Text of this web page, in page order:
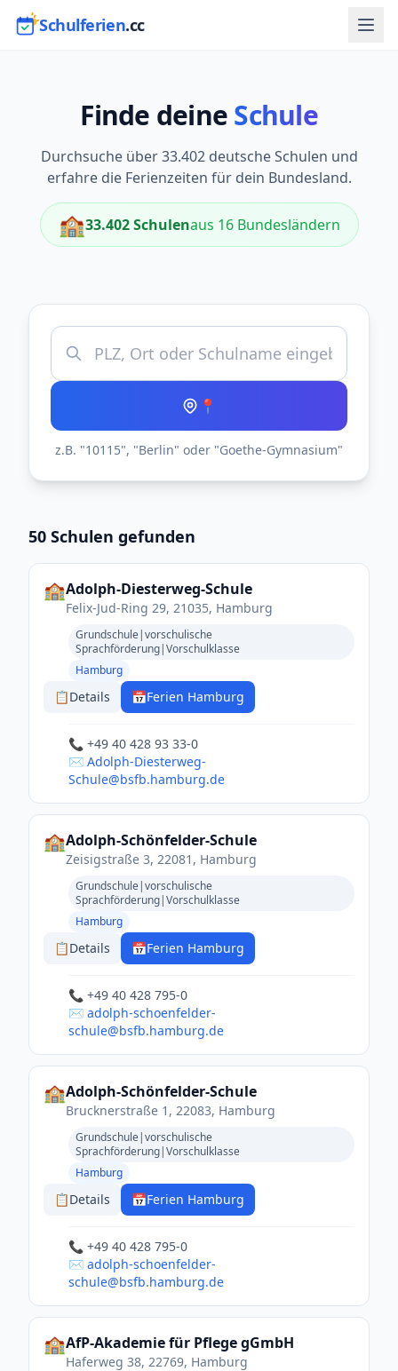
Schulferien.cc
Finde deineSchule
Durchsuche über 33.402 deutsche Schulen und
erfahre die Ferienzeiten für dein Bundesland.
🏫33.402 Schulenaus 16 Bundesländern
Schule, Ort oder Postleitzahl suchen
📍
z.B. "10115", "Berlin" oder "Goethe-Gymnasium"
50 Schulen gefunden
🏫Adolph-Diesterweg-Schule
Felix-Jud-Ring 29, 21035, Hamburg
Grundschule|vorschulische
Sprachförderung|Vorschulklasse
Hamburg
📋Details 📅Ferien Hamburg
📞 +49 40 428 93 33-0
✉️ Adolph-Diesterweg-
Schule@bsfb.hamburg.de
🏫Adolph-Schönfelder-Schule
Zeisigstraße 3, 22081, Hamburg
Grundschule|vorschulische
Sprachförderung|Vorschulklasse
Hamburg
📋Details 📅Ferien Hamburg
📞 +49 40 428 795-0
✉️ adolph-schoenfelder-
schule@bsfb.hamburg.de
🏫Adolph-Schönfelder-Schule
Brucknerstraße 1, 22083, Hamburg
Grundschule|vorschulische
Sprachförderung|Vorschulklasse
Hamburg
📋Details 📅Ferien Hamburg
📞 +49 40 428 795-0
✉️ adolph-schoenfelder-
schule@bsfb.hamburg.de
🏫AfP-Akademie für Pflege gGmbH
Haferweg 38, 22769, Hamburg